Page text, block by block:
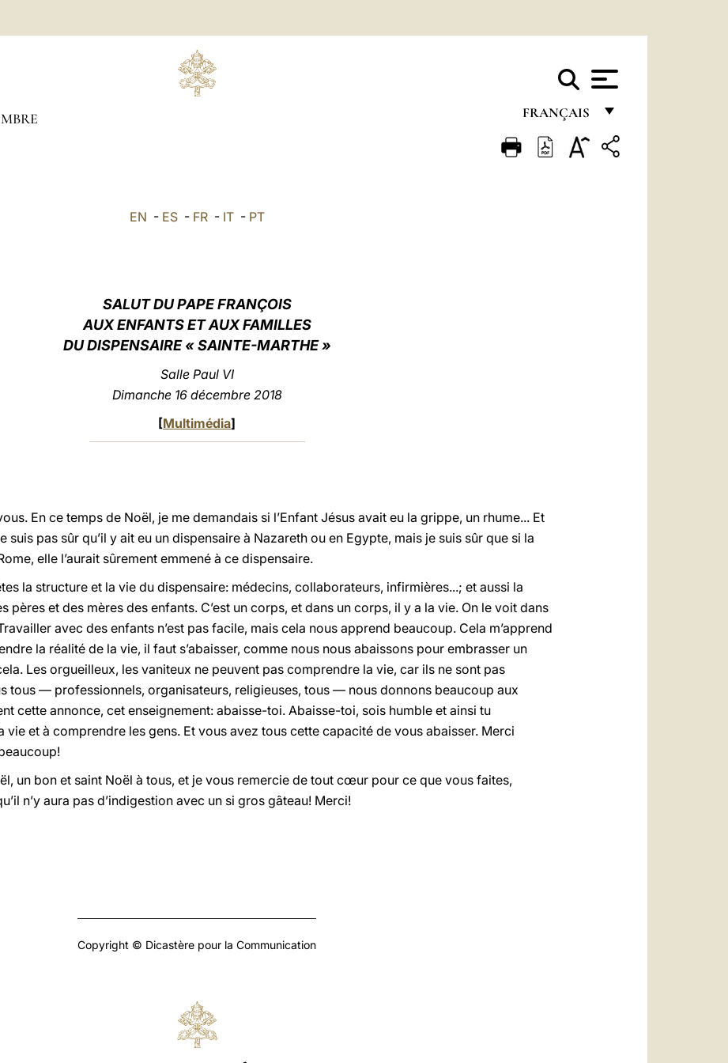
FRANÇAIS
FRANÇAIS
EN - ES- FR- IT- PT
SALUT DU PAPE FRANÇOIS
AUX ENFANTS ET AUX FAMILLES
DU DISPENSAIRE « SAINTE-MARTHE »
Salle Paul VI
Dimanche 16 décembre 2018
[Multimédia]
En ce temps de Noël, je me demandais si l’Enfant Jésus avait eu la grippe, un rhume... Et
suis pas sûr qu’il y ait eu un dispensaire à Nazareth ou en Egypte, mais je suis sûr que si la
elle l’aurait sûrement emmené à ce dispensaire.
la structure et la vie du dispensaire: médecins, collaborateurs, infirmières...; et aussi la
pères et des mères des enfants. C’est un corps, et dans un corps, il y a la vie. On le voit dans
avec des enfants n’est pas facile, mais cela nous apprend beaucoup. Cela m’apprend
la réalité de la vie, il faut s’abaisser, comme nous nous abaissons pour embrasser un
Les orgueilleux, les vaniteux ne peuvent pas comprendre la vie, car ils ne sont pas
tous — professionnels, organisateurs, religieuses, tous — nous donnons beaucoup aux
cette annonce, cet enseignement: abaisse-toi. Abaisse-toi, sois humble et ainsi tu
et à comprendre les gens. Et vous avez tous cette capacité de vous abaisser. Merci
un bon et saint Noël à tous, et je vous remercie de tout cœur pour ce que vous faites,
n’y aura pas d’indigestion avec un si gros gâteau! Merci!
Copyright © Dicastère pour la Communication